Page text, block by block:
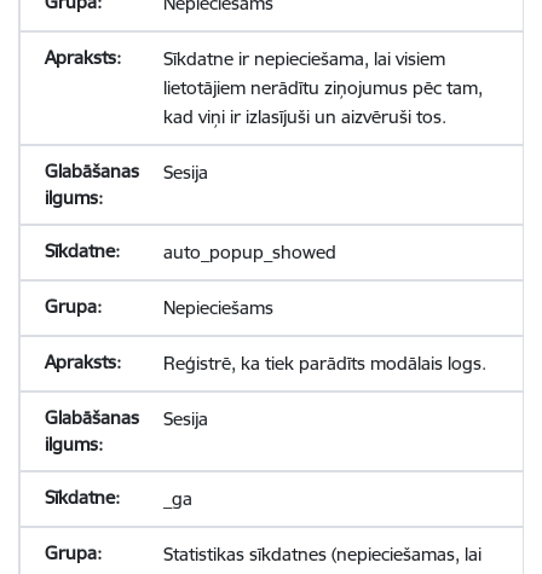
Sīkdatne ir nepieciešama, lai visiem
lietotājiem nerādītu ziņojumus pēc tam,
kad viņi ir izlasījuši un aizvēruši tos.
Sesija
auto_popup_showed
Nepieciešams
Reģistrē, ka tiek parādīts modālais logs.
Sesija
_ga
Statistikas sīkdatnes (nepieciešamas, lai